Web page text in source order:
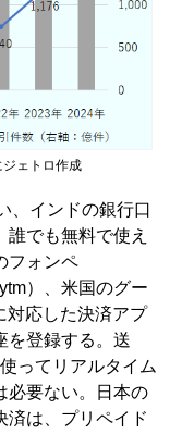
ェトロ作成
、インドの銀行口
でも無料で使え
フォンペ
）、米国のグー
対応した決済アプ
を登録する。送
ってリアルタイム
必要ない。日本の
済は、プリペイド